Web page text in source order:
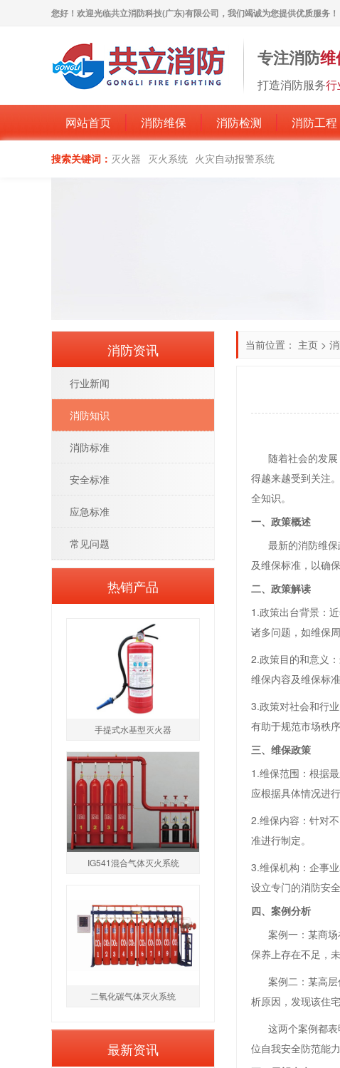
您好！欢迎光临共立消防科技(广东)有限公司，我们竭诚为您提供优质服务！
专注消防维
打造消防服务行
网站首页 消防维保 消防检测 消防工程
搜索关键词： 灭火器 灭火系统 火灾自动报警系统
当前位置： 主页 >
随着社会的发展
得越来越受到关注
全知识。
一、政策概述
最新的消防维保
及维保标准，以确
二、政策解读
1.政策出台背景：
诸多问题，如维保
2.政策目的和意义
维保内容及维保标
3.政策对社会和行
有助于规范市场秩
三、维保政策
1.维保范围：根据
应根据具体情况进
2.维保内容：针对
准进行制定。
3.维保机构：企事
设立专门的消防安
四、案例分析
案例一：某商场
保养上存在不足，
案例二：某高层
析原因，发现该住
这两个案例都表
位自我安全防范能
消防资讯
行业新闻
消防知识
消防标准
安全标准
应急标准
常见问题
热销产品
手提式水基型灭火器
IG541混合气体灭火系统
二氧化碳气体灭火系统
最新资讯